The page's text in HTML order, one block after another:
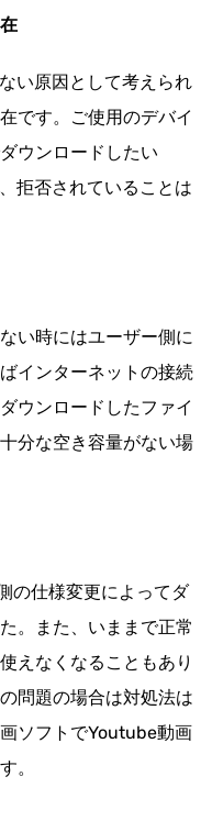
い原因として考えられ
です。ご使用のデバイ
ウンロードしたい
拒否されていることは
い時にはユーザー側に
インターネットの接続
ウンロードしたファイ
分な空き容量がない場
の仕様変更によってダ
。また、いままで正常
えなくなることもあり
問題の場合は対処法は
ソフトでYoutube動画
。